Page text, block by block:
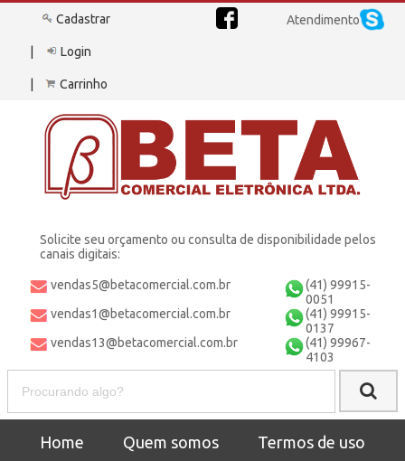
Cadastrar
Login
Carrinho
Atendimento
Solicite seu orçamento ou consulta de disponibilidade pelos
canais digitais:
(41) 99915-
0051
vendas5@betacomercial.com.br
(41) 99915-
0137
vendas1@betacomercial.com.br
(41) 99967-
4103
vendas13@betacomercial.com.br
Home Quem somos Termos de uso